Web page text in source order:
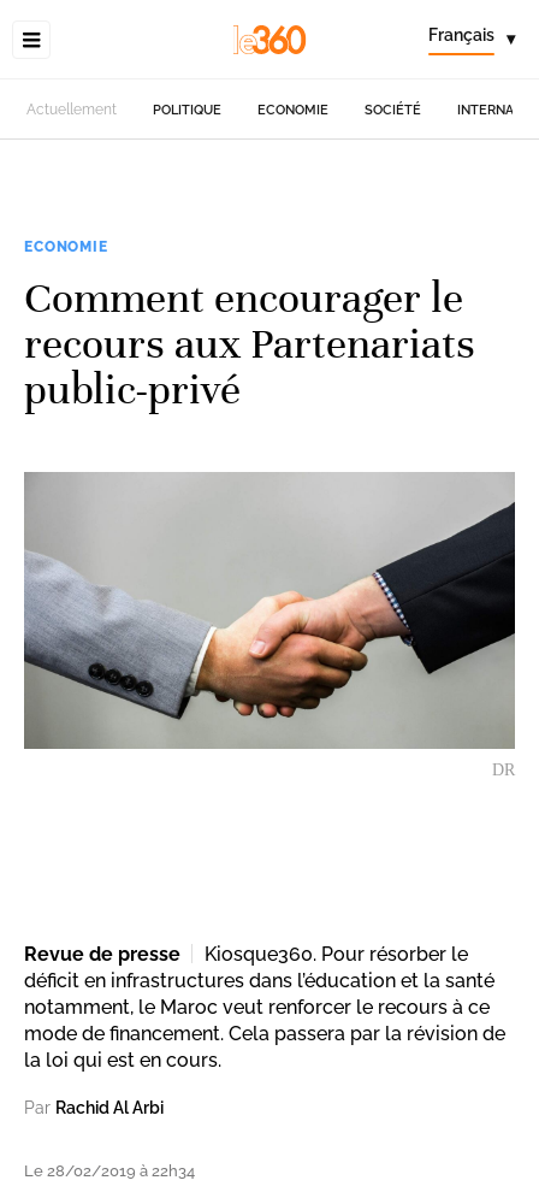
Français ▾
Actuellement POLITIQUE ECONOMIE SOCIÉTÉ
ECONOMIE
Comment encourager le
recours aux Partenariats
public-privé
DR
Revue de presse
Kiosque360. Pour résorber le
déficit en infrastructures dans l’éducation et la santé
notamment, le Maroc veut renforcer le recours à ce
mode de financement. Cela passera par la révision de
la loi qui est en cours.
Par Rachid Al Arbi
Le 28/02/2019 à 22h34